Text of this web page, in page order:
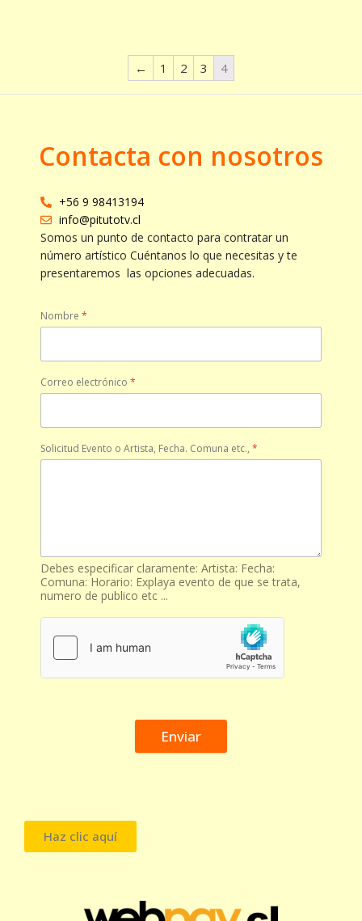
← 1 2 3 4
Contacta con nosotros
+56 9 98413194
info@pitutotv.cl
Somos un punto de contacto para contratar un
número artístico Cuéntanos lo que necesitas y te
presentaremos las opciones adecuadas.
Nombre *
Correo electrónico *
Solicitud Evento o Artista, Fecha. Comuna etc., *
Debes especificar claramente: Artista: Fecha:
Comuna: Horario: Explaya evento de que se trata,
numero de publico etc ...
Enviar
Haz clic aquí